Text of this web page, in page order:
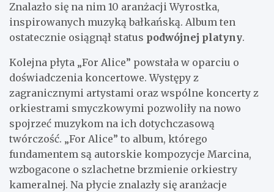
Znalazło się na nim 10 aranżacji Wyrostka,
inspirowanych muzyką bałkańską. Album ten
ostatecznie osiągnął status podwójnej platyny.
Kolejna płyta „For Alice” powstała w oparciu o
doświadczenia koncertowe. Występy z
zagranicznymi artystami oraz wspólne koncerty z
orkiestrami smyczkowymi pozwoliły na nowo
spojrzeć muzykom na ich dotychczasową
twórczość. „For Alice” to album, którego
fundamentem są autorskie kompozycje Marcina,
wzbogacone o szlachetne brzmienie orkiestry
kameralnej. Na płycie znalazły się aranżacje